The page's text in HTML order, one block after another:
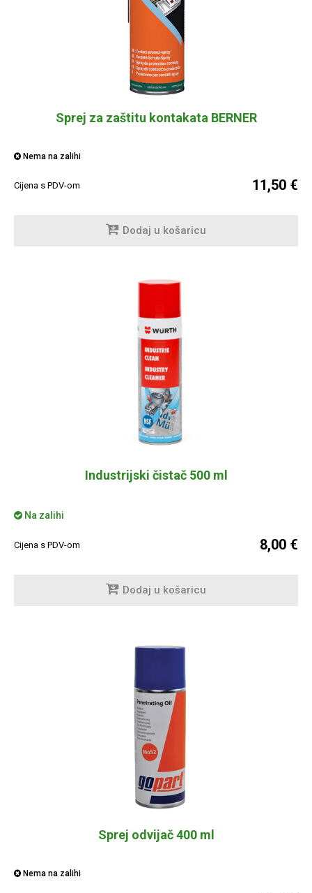
Sprej za zaštitu kontakata BERNER
Nema na zalihi
Cijena s PDV-om 11,50 €
Dodaj u košaricu
Industrijski čistač 500 ml
Na zalihi
Cijena s PDV-om 8,00 €
Dodaj u košaricu
Sprej odvijač 400 ml
Nema na zalihi